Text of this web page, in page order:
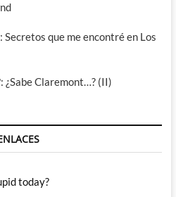
que me encontré en Los
¿Sabe Claremont…? (II)
today?